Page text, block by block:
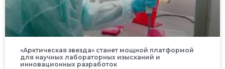
«Арктическая звезда» станет мощной платформой
для научных лабораторных изысканий и
инновационных разработок